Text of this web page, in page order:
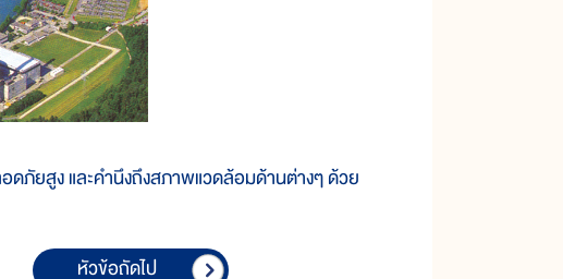
ดภัยสูง และคำนึงถึงสภาพแวดล้อมด้านต่างๆ ด้วย
หัวข้อถัดไป